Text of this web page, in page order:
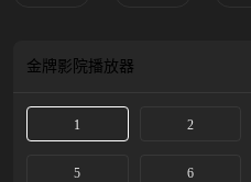
终，张宾及其同伙受到法律制裁。身受
金牌影院播放器
1 2
5 6